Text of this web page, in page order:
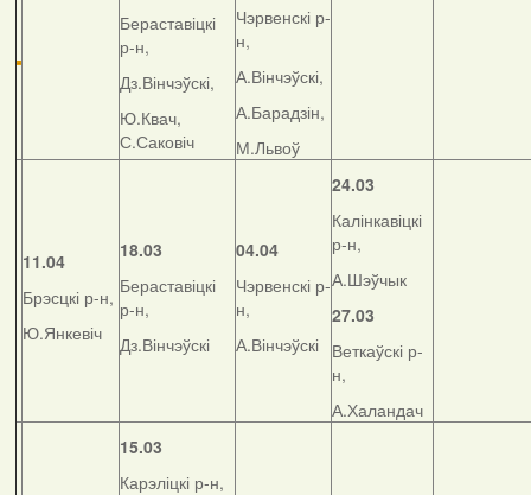
Бераставіцкі
р-н,
Дз.Вінчэўскі,
Ю.Квач,
С.Саковіч
Чэрвенскі р-
н,
А.Вінчэўскі,
А.Барадзін,
М.Львоў
11.04
Брэсцкі р-н,
Ю.Янкевіч
18.03
Бераставіцкі
р-н,
Дз.Вінчэўскі
04.04
Чэрвенскі р-
н,
А.Вінчэўскі
24.03
Калінкавіцкі
р-н,
А.Шэўчык
27.03
Веткаўскі р-
н,
А.Халандач
15.03
Карэліцкі р-н,